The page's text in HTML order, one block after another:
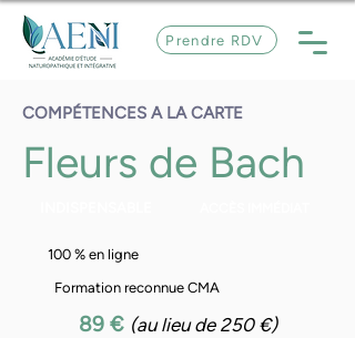
Prendre RDV
COMPÉTENCES A LA CARTE
Fleurs de Bach
100 % en ligne
Formation reconnue CMA
89 € (au lieu de 250 €)